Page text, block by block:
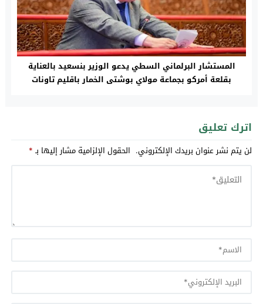
المستشار البرلماني السطي يدعو الوزير بنسعيد بالعناية
بقلعة أمركو بجماعة مولاي بوشتى الخمار باقليم تاونات
اترك تعليق
لن يتم نشر عنوان بريدك الإلكتروني. الحقول الإلزامية مشار إليها بـ*